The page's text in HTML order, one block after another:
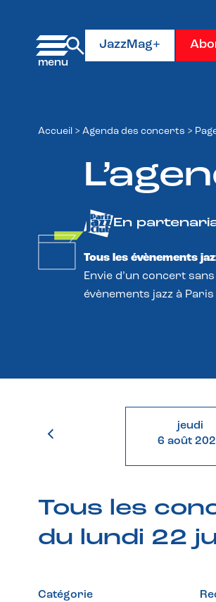
JazzMag+
Accueil > Agenda des concerts >
En
Tous les évènements
Envie d’un concert
évènements jazz à
jeudi
6 août
Tous les
du lundi 22
Catégorie